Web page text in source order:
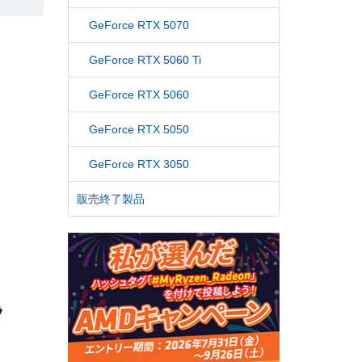
GeForce RTX 5070
GeForce RTX 5060 Ti
GeForce RTX 5060
GeForce RTX 5050
GeForce RTX 3050
販売終了製品